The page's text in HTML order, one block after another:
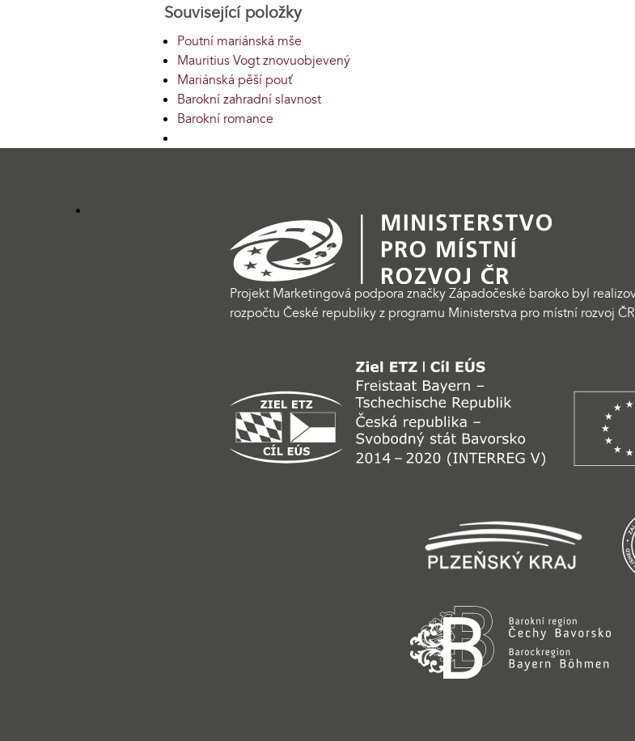
Související položky
Poutní mariánská mše
Mauritius Vogt znovuobjevený
Mariánská pěší pouť
Barokní zahradní slavnost
Barokní romance
Projekt Marketingová podpora značky Západočeské baroko byl
rozpočtu České republiky z programu Ministerstva pro místní rozvoj